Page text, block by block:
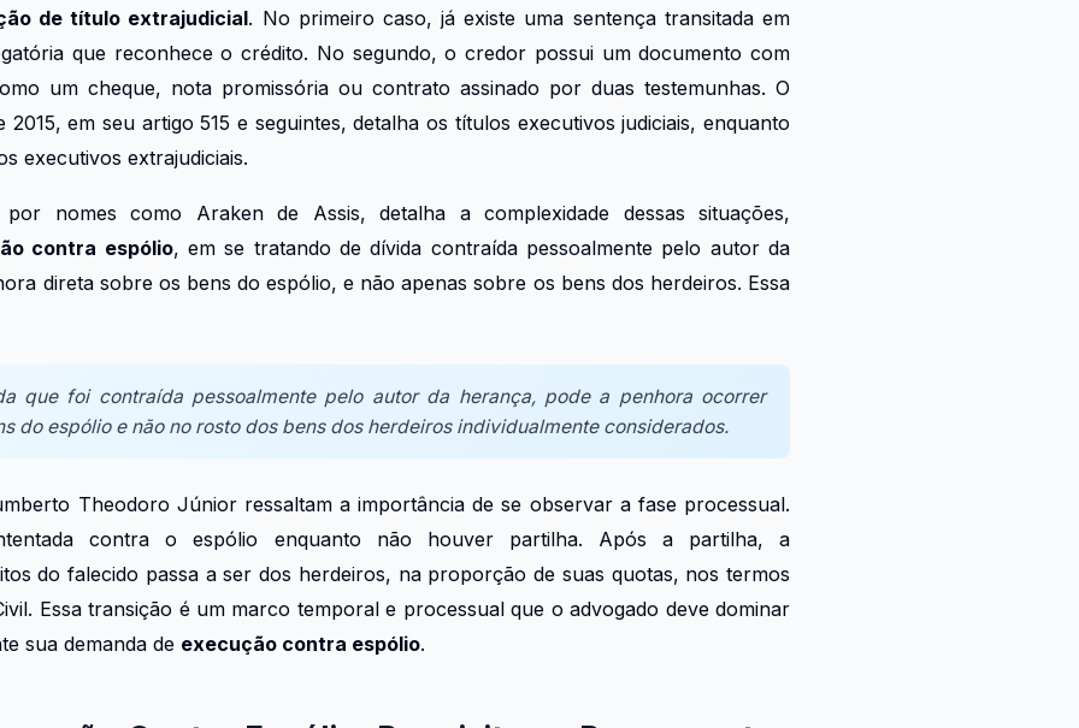
de título extrajudicial. No primeiro caso, já existe uma sentença transitada em
que reconhece o crédito. No segundo, o credor possui um documento com
um cheque, nota promissória ou contrato assinado por duas testemunhas. O
2015, em seu artigo 515 e seguintes, detalha os títulos executivos judiciais, enquanto
executivos extrajudiciais.
nomes como Araken de Assis, detalha a complexidade dessas situações,
contra espólio, em se tratando de dívida contraída pessoalmente pelo autor da
direta sobre os bens do espólio, e não apenas sobre os bens dos herdeiros. Essa
que foi contraída pessoalmente pelo autor da herança, pode a penhora ocorrer
do espólio e não no rosto dos bens dos herdeiros individualmente considerados.
Theodoro Júnior ressaltam a importância de se observar a fase processual.
contra o espólio enquanto não houver partilha. Após a partilha, a
do falecido passa a ser dos herdeiros, na proporção de suas quotas, nos termos
Essa transição é um marco temporal e processual que o advogado deve dominar
sua demanda de execução contra espólio.